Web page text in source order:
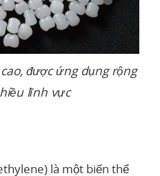
được ứng dụng rộng
lĩnh vực
là một biến thể